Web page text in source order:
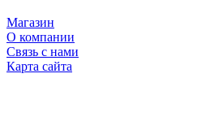
Магазин
О компании
Связь с нами
Карта сайта